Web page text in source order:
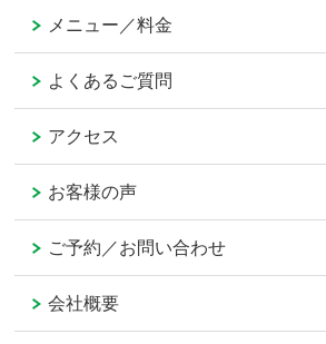
メニュー／料金
よくあるご質問
アクセス
お客様の声
ご予約／お問い合わせ
会社概要